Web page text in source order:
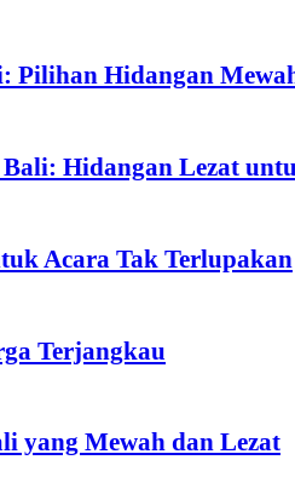
Pilihan Hidangan
Hidangan Lezat
Acara Tak Terlupakan
Terjangkau
yang Mewah dan Lezat